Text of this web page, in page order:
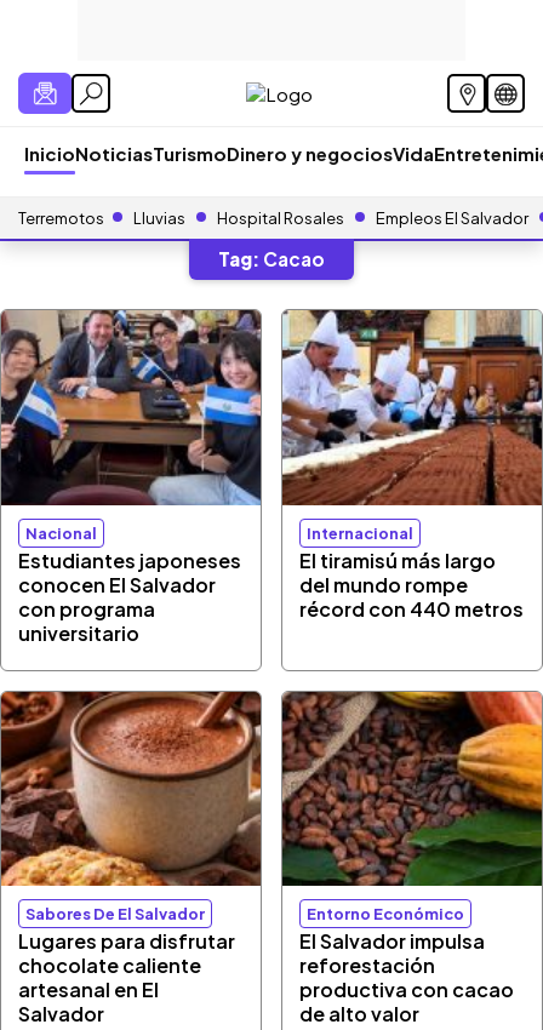
InicioNoticiasTurismoDinero y negociosVida
Terremotos Lluvias Hospital Rosales Empleos El Salvador
Tag: Cacao
Nacional
Estudiantes japoneses
conocen El Salvador
con programa
universitario
Internacional
El tiramisú más largo
del mundo rompe
récord con 440 metros
Sabores De El Salvador
Lugares para disfrutar
chocolate caliente
artesanal en El
Salvador
Entorno Económico
El Salvador impulsa
reforestación
productiva con cacao
de alto valor